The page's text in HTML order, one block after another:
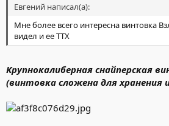
Евгений написал(а):
Мне более всего интересна винтовка
видел и ее ТТХ
Kрупнокалиберная снайперская
(винтовка сложена для хранения